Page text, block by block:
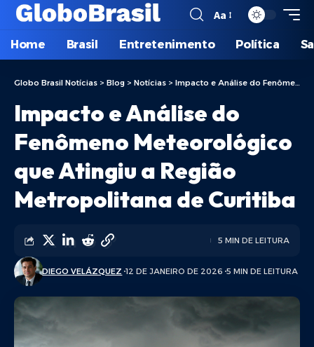
Aa
Home Brasil Entretenimento Política
Globo Brasil Notícias > Blog > Notícias > Impacto e Análise do Fenômeno Meteorológico que Atingiu a Região Metropolitana de Curitiba
Impacto e Análise do
Fenômeno Meteorológico
que Atingiu a Região
Metropolitana de Curitiba
DIEGO VELÁZQUEZ 12 DE JANEIRO DE 2026 5 MIN DE LEITURA
5 MIN DE LEITURA